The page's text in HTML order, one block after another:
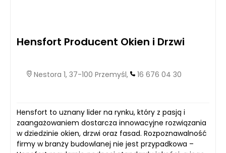
Hensfort Producent Okien i Drzwi
Nestora 1, 37-100 Przemyśl, 16 676 04 30
Hensfort to uznany lider na rynku, który z pasją i
zaangażowaniem dostarcza innowacyjne rozwiązania
w dziedzinie okien, drzwi oraz fasad. Rozpoznawalność
firmy w branży budowlanej nie jest przypadkowa –